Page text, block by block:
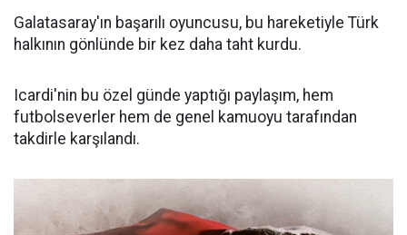
Galatasaray'ın başarılı oyuncusu, bu hareketiyle Türk
halkının gönlünde bir kez daha taht kurdu.
Icardi'nin bu özel günde yaptığı paylaşım, hem
futbolseverler hem de genel kamuoyu tarafından
takdirle karşılandı.